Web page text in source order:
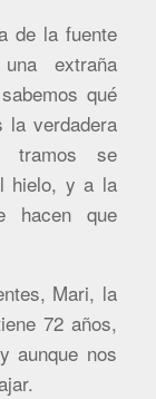
de la fuente
extraña
qué
la verdadera
tramos se
hielo, y a la
hacen que
Mari, la
72 años,
aunque nos